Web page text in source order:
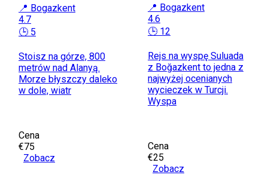
📍 Bogazkent
4.7
🕒 5
Stoisz na górze, 800
metrów nad Alanyą.
Morze błyszczy daleko
w dole, wiatr
Cena
€75
Zobacz
📍 Bogazkent
4.6
🕒 12
Rejs na wyspę Suluada
z Boğazkent to jedna z
najwyżej ocenianych
wycieczek w Turcji.
Wyspa
Cena
€25
Zobacz